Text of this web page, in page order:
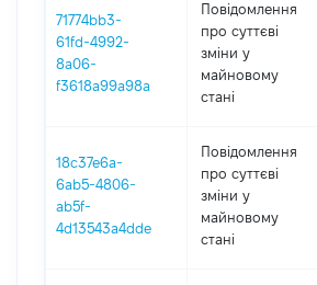
71774bb3-
61fd-4992-
8a06-
f3618a99a98a
Повідомлення
про суттєві
зміни y
майновому
стані
18c37e6a-
6ab5-4806-
ab5f-
4d13543a4dde
Повідомлення
про суттєві
зміни y
майновому
стані